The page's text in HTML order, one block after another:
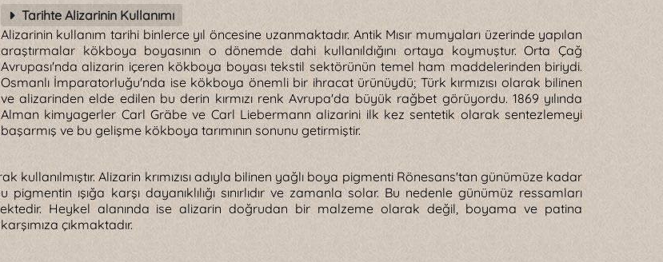
Tarihte Alizarinin Kullanımı
Alizarinin kullanım tarihi binlerce yıl öncesine uzanmaktadır. Antik Mısır mumyaları üzerinde yapılan
araştırmalar kökboya boyasının o dönemde dahi kullanıldığını ortaya koymuştur. Orta Çağ
Avrupası'nda alizarin içeren kökboya boyası tekstil sektörünün temel ham maddelerinden biriydi.
Osmanlı İmparatorluğu'nda ise kökboya önemli bir ihracat ürünüydü; Türk kırmızısı olarak bilinen
ve alizarinden elde edilen bu derin kırmızı renk Avrupa'da büyük rağbet görüyordu. 1869 yılında
Alman kimyagerler Carl Gräbe ve Carl Liebermann alizarini ilk kez sentetik olarak sentezlemeyi
başarmış ve bu gelişme kökboya tarımının sonunu getirmiştir.
Alizarin krımızısı adıyla bilinen yağlı boya pigmenti Rönesans'tan günümüze kadar
ışığa karşı dayanıklılığı sınırlıdır ve zamanla solar. Bu nedenle günümüz ressamları
Heykel alanında ise alizarin doğrudan bir malzeme olarak değil, boyama ve patina
çıkmaktadır.